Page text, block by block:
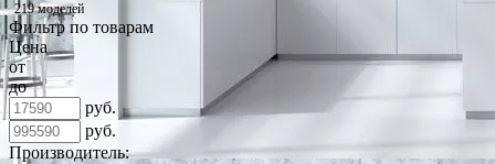
219 моделей
Фильтр по товарам
Цена
от
до
руб.
руб.
Производитель: